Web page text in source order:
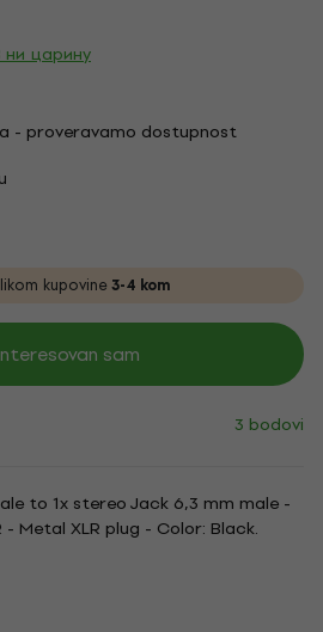
царину
- proveravamo dostupnost
kupovine 3-4 kom
sam
3 bodovi
to 1x stereo Jack 6,3 mm male -
- Metal XLR plug - Color: Black.